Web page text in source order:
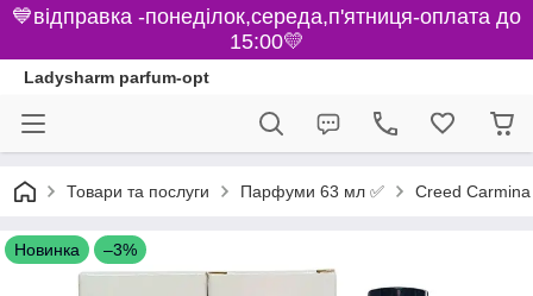
💙відправка -понеділок,середа,п'ятниця-оплата до
15:00💛
Ladysharm parfum-opt
Товари та послуги Парфуми 63 мл ✅ Creed Carmina
Новинка –3%